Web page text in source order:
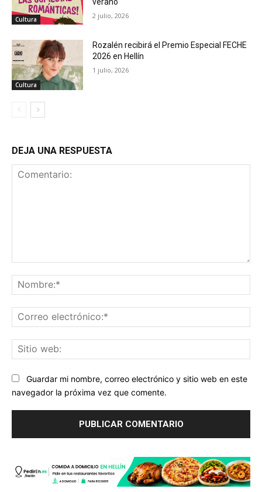
Cultura 2 julio, 2026
Cultura
Rozalén recibirá el Premio Especial FECHE
2026 en Hellín
1 julio, 2026
DEJA UNA RESPUESTA
Guardar mi nombre, correo electrónico y sitio web en este
navegador la próxima vez que comente.